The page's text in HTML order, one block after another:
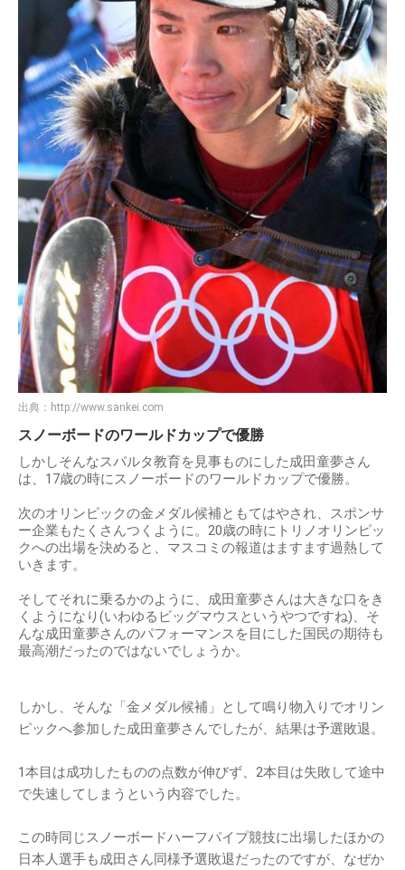
出典： http://www.sankei.com
スノーボードのワールドカップで優勝
しかしそんなスパルタ教育を見事ものにした成田童夢さん
は、17歳の時にスノーボードのワールドカップで優勝。
次のオリンピックの金メダル候補ともてはやされ、スポンサ
ー企業もたくさんつくように。20歳の時にトリノオリンピッ
クへの出場を決めると、マスコミの報道はますます過熱して
いきます。
そしてそれに乗るかのように、成田童夢さんは大きな口をき
くようになり(いわゆるビッグマウスというやつですね)、そ
んな成田童夢さんのパフォーマンスを目にした国民の期待も
最高潮だったのではないでしょうか。
しかし、そんな「金メダル候補」として鳴り物入りでオリン
ピックへ参加した成田童夢さんでしたが、結果は予選敗退。
1本目は成功したものの点数が伸びず、2本目は失敗して途中
で失速してしまうという内容でした。
この時同じスノーボードハーフパイプ競技に出場したほかの
日本人選手も成田さん同様予選敗退だったのですが、なぜか